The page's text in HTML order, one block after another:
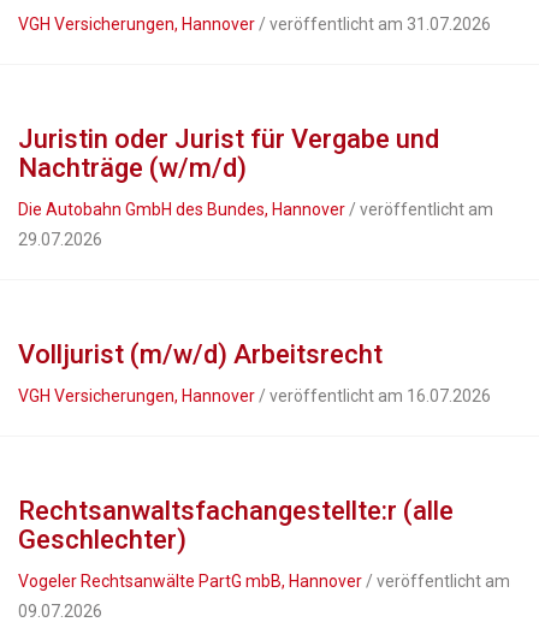
VGH Versicherungen, Hannover / veröffentlicht am 31.07.2026
Juristin oder Jurist für Vergabe und
Nachträge (w/m/d)
Die Autobahn GmbH des Bundes, Hannover / veröffentlicht am
29.07.2026
Volljurist (m/w/d) Arbeitsrecht
VGH Versicherungen, Hannover / veröffentlicht am 16.07.2026
Rechtsanwaltsfachangestellte:r (alle
Geschlechter)
Vogeler Rechtsanwälte PartG mbB, Hannover / veröffentlicht am
09.07.2026